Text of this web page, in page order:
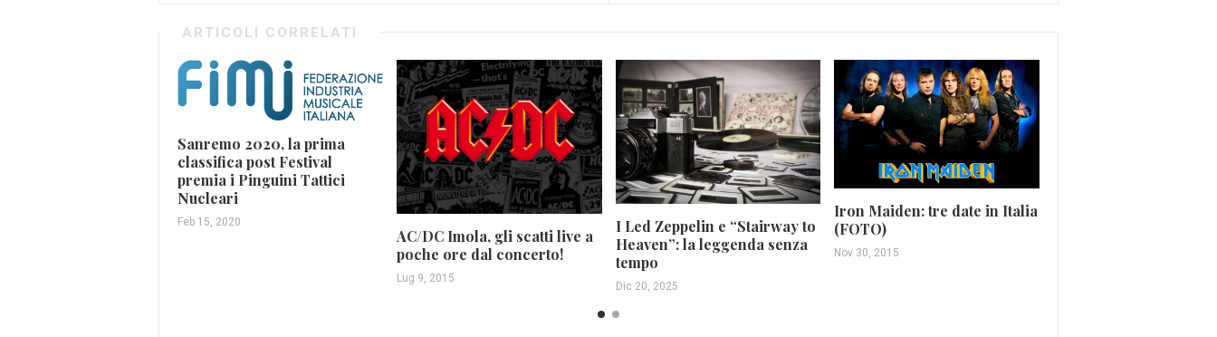
ARTICOLI CORRELATI
Sanremo 2020, la prima
classifica post Festival
premia i Pinguini Tattici
Nucleari
Feb 15, 2020
AC/DC Imola, gli scatti live a
poche ore dal concerto!
Lug 9, 2015
I Led Zeppelin e “Stairway to
Heaven”: la leggenda senza
tempo
Dic 20, 2025
Iron Maiden: tre date in Italia
(FOTO)
Nov 30, 2015